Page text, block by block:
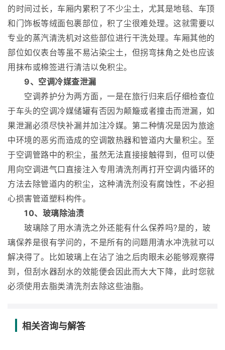
的时间过长，车厢内累积了不少尘土，尤其是地毯、车顶
和门饰板等绒面包裹部位，积了尘很难处理。这就需要以
专业的蒸汽清洗机对这些部位进行干洗处理。车厢其他的
部位如仪表台等虽不易沾染尘土，但拐弯抹角之处也应该
用抹布或棉签进行清洁以免积尘。
9、空调冷媒查泄漏
空调养护分为两方面，一是在旅行归来后仔细检查位
于车头的空调冷媒储罐有否因为颠簸或者撞击而泄漏，如
果泄漏必须尽快补漏并加注冷媒。第二种情况是因为旅途
中环境的恶劣而造成的空调散热器和管道内大量积尘。至
于空调管路中的积尘，虽然无法直接接触得到，但可以使
用向空调进气口直接注入专用清洗剂再打开空调内循环的
方法去除管道内的积尘，这种清洗剂没有腐蚀性，不必担
心损害管道塑料构件。
10、玻璃除油渍
玻璃除了用水清洗之外还能有什么保养吗?是的，玻
璃保养是很有学问的，不是所有的问题用清水冲洗就可以
解决得了。比如玻璃上在沾了油之后肉眼未必能够观察得
到，但刮水器刮水的效能便会因此而大大下降，此时您就
必须使用去脂类清洗剂去除这些油脂。
相关咨询与解答